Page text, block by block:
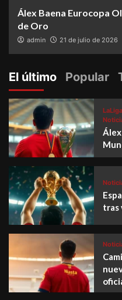
Álex Baena Eurocopa
de Oro
admin 21 de julio de 2026
El último Popular
tras